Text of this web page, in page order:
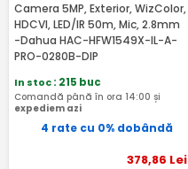
Camera 5MP, Exterior, WizColor,
HDCVI, LED/IR 50m, Mic, 2.8mm
-Dahua HAC-HFW1549X-IL-A-
PRO-0280B-DIP
In stoc: 215 buc
Comandă până în ora 14:00 și
expediem azi
4 rate cu 0% dobândă
378,86 Lei